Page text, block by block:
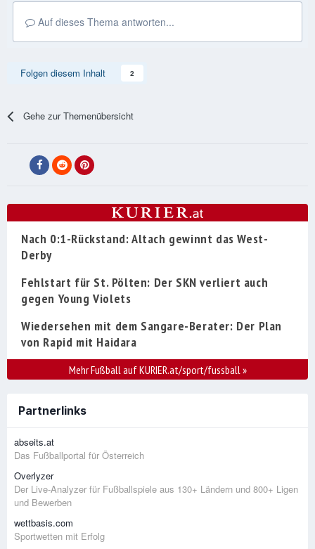
Auf dieses Thema antworten...
Folgen diesem Inhalt 2
Gehe zur Themenübersicht
Nach 0:1-Rückstand: Altach gewinnt das West-
Derby
Fehlstart für St. Pölten: Der SKN verliert auch
gegen Young Violets
Wiedersehen mit dem Sangare-Berater: Der Plan
von Rapid mit Haidara
Mehr Fußball auf KURIER.at/sport/fussball»
Partnerlinks
abseits.at
Das Fußballportal für Österreich
Overlyzer
Der Live-Analyzer für Fußballspiele aus 130+ Ländern und 800+ Ligen
und Bewerben
wettbasis.com
Sportwetten mit Erfolg